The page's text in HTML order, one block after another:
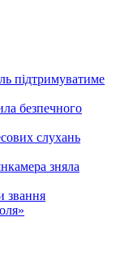
підтримуватиме
безпечного
слухань
зняла
звання